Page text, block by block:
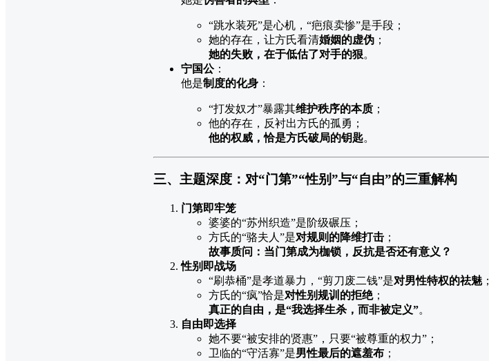
“跳水装死”是心机，“疤痕卖惨”是手段；
她的存在，让方氏看清婚姻的虚伪 ；
她的失败，在于低估了对手的狠。
宁国公：
他是制度的化身 ：
“打发奴才”暴露其维护秩序的本质 ；
他的存在，反衬出方氏的孤勇；
他的权威，恰是方氏破局的钥匙。
三、主题深度：对“门第”“性别”与“自由”的三重解构
门第即牢笼
婆婆的“苏州织造”是阶级碾压；
方氏的“骆夫人”是对规则的降维打击 ；
故事质问：当门第成为枷锁，反抗是否还有意义？
性别即战场
“刷恭桶”是孝道暴力，“剪刀废二钱”是对男性特权的祛魅；
方氏的“疯”恰是对性别规训的拒绝；
真正的自由，是“我选择生杀，而非被定义”。
自由即选择
她不要“被安排的贤惠”，只要“被尊重的权力”；
卫临的“守活寡”是男性最后的遮羞布 ；